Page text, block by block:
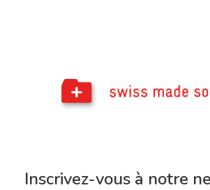
Inscrivez-vous à notre